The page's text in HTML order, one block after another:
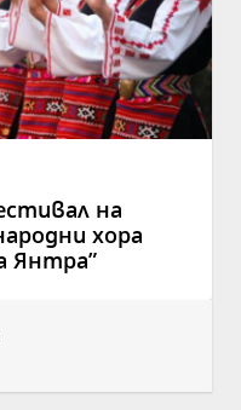
на
хора
Янтра”